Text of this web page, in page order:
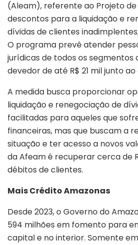
(Aleam), referente ao Projeto de
descontos para a liquidação e
dívidas de clientes inadimplentes,
O programa prevê atender
jurídicas de todos os segmentos
devedor de até R$ 21 mil junto ao
A medida busca proporcionar
liquidação e renegociação de
facilitadas para aqueles que
financeiras, mas que buscam a
situação e ter acesso a novos
da Afeam é recuperar cerca de
débitos de clientes.
Mais Crédito Amazonas
Desde 2023, o Governo do
594 milhões em fomento para
capital e no interior. Somente